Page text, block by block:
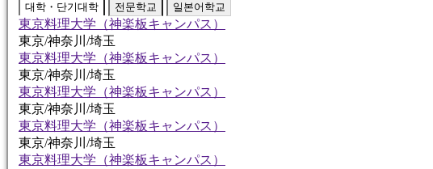
대학・단기대학 전문학교 일본어학교
東京料理大学（神楽板キャンパス）
東京/神奈川/埼玉
東京料理大学（神楽板キャンパス）
東京/神奈川/埼玉
東京料理大学（神楽板キャンパス）
東京/神奈川/埼玉
東京料理大学（神楽板キャンパス）
東京/神奈川/埼玉
東京料理大学（神楽板キャンパス）